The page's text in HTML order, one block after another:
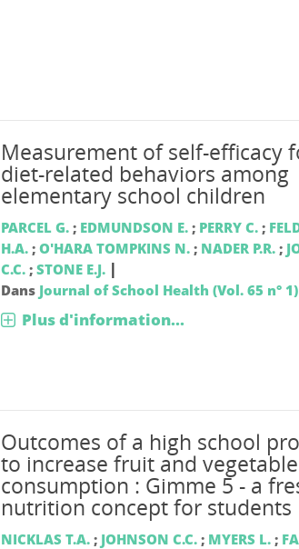
Measurement of self-efficacy
diet-related behaviors among
elementary school children
PARCEL G.; EDMUNDSON E.; PERRY C.;
H.A.; O'HARA TOMPKINS N.; NADER P.R.;
C.C.; STONE E.J. |
Dans Journal of School Health (Vol. 65 n° 1)
Plus d'information...
Outcomes of a high school
to increase fruit and vegetable
consumption : Gimme 5 - a
nutrition concept for students
NICKLAS T.A.; JOHNSON C.C.; MYERS L.;